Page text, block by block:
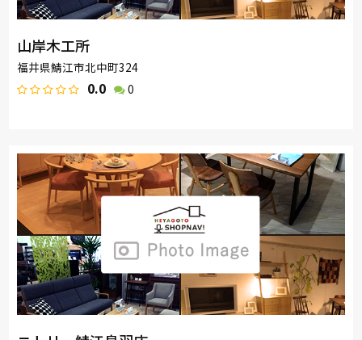
山岸木工所
福井県鯖江市北中町324
0.0 0